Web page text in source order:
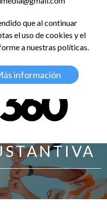
LinkedIn
que al continuar
el uso de cookies y el
a nuestras políticas.
información